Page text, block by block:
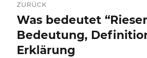
ZURÜCK
Vorheriger
Beitrag:
Was bedeutet
Bedeutung,
Erklärung